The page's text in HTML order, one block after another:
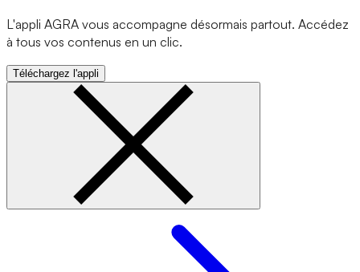
L'appli AGRA vous accompagne désormais partout. Accédez
à tous vos contenus en un clic.
Téléchargez l'appli